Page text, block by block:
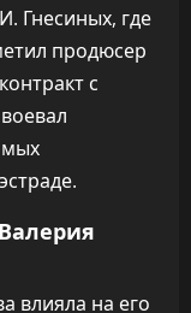
Гнесиных, где
продюсер
с
влияла на его